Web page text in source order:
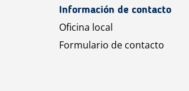
Información de contacto
Oficina local
Formulario de contacto